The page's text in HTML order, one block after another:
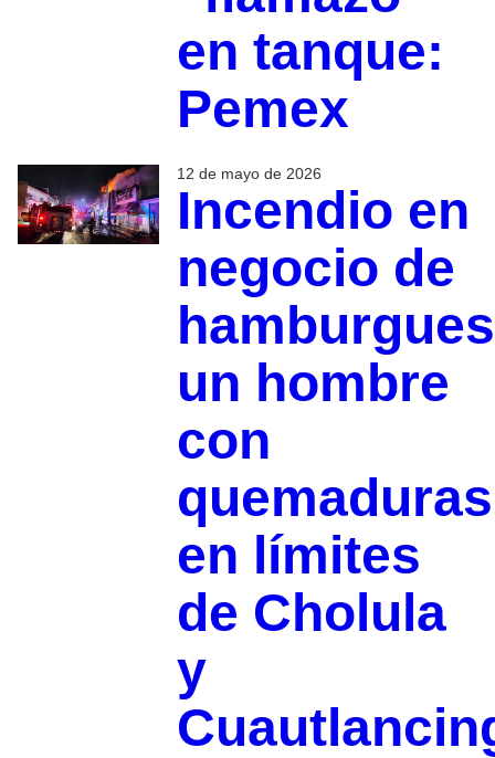
en tanque:
Pemex
12 de mayo de 2026
Incendio en
negocio de
un hombre
con
quemaduras
en límites
de Cholula
y